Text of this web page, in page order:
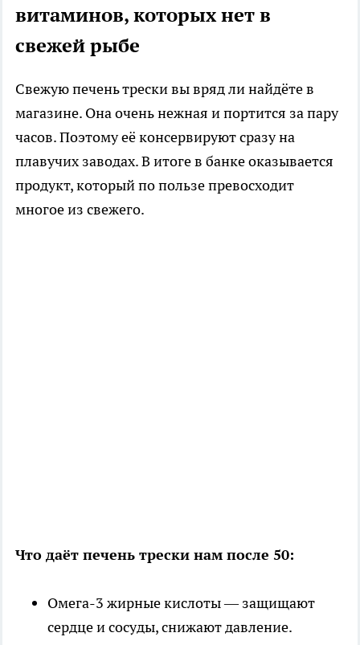
витаминов, которых нет в
свежей рыбе
Свежую печень трески вы вряд ли найдёте в
магазине. Она очень нежная и портится за пару
часов. Поэтому её консервируют сразу на
плавучих заводах. В итоге в банке оказывается
продукт, который по пользе превосходит
многое из свежего.
Что даёт печень трески нам после 50:
Омега-3 жирные кислоты — защищают
сердце и сосуды, снижают давление.